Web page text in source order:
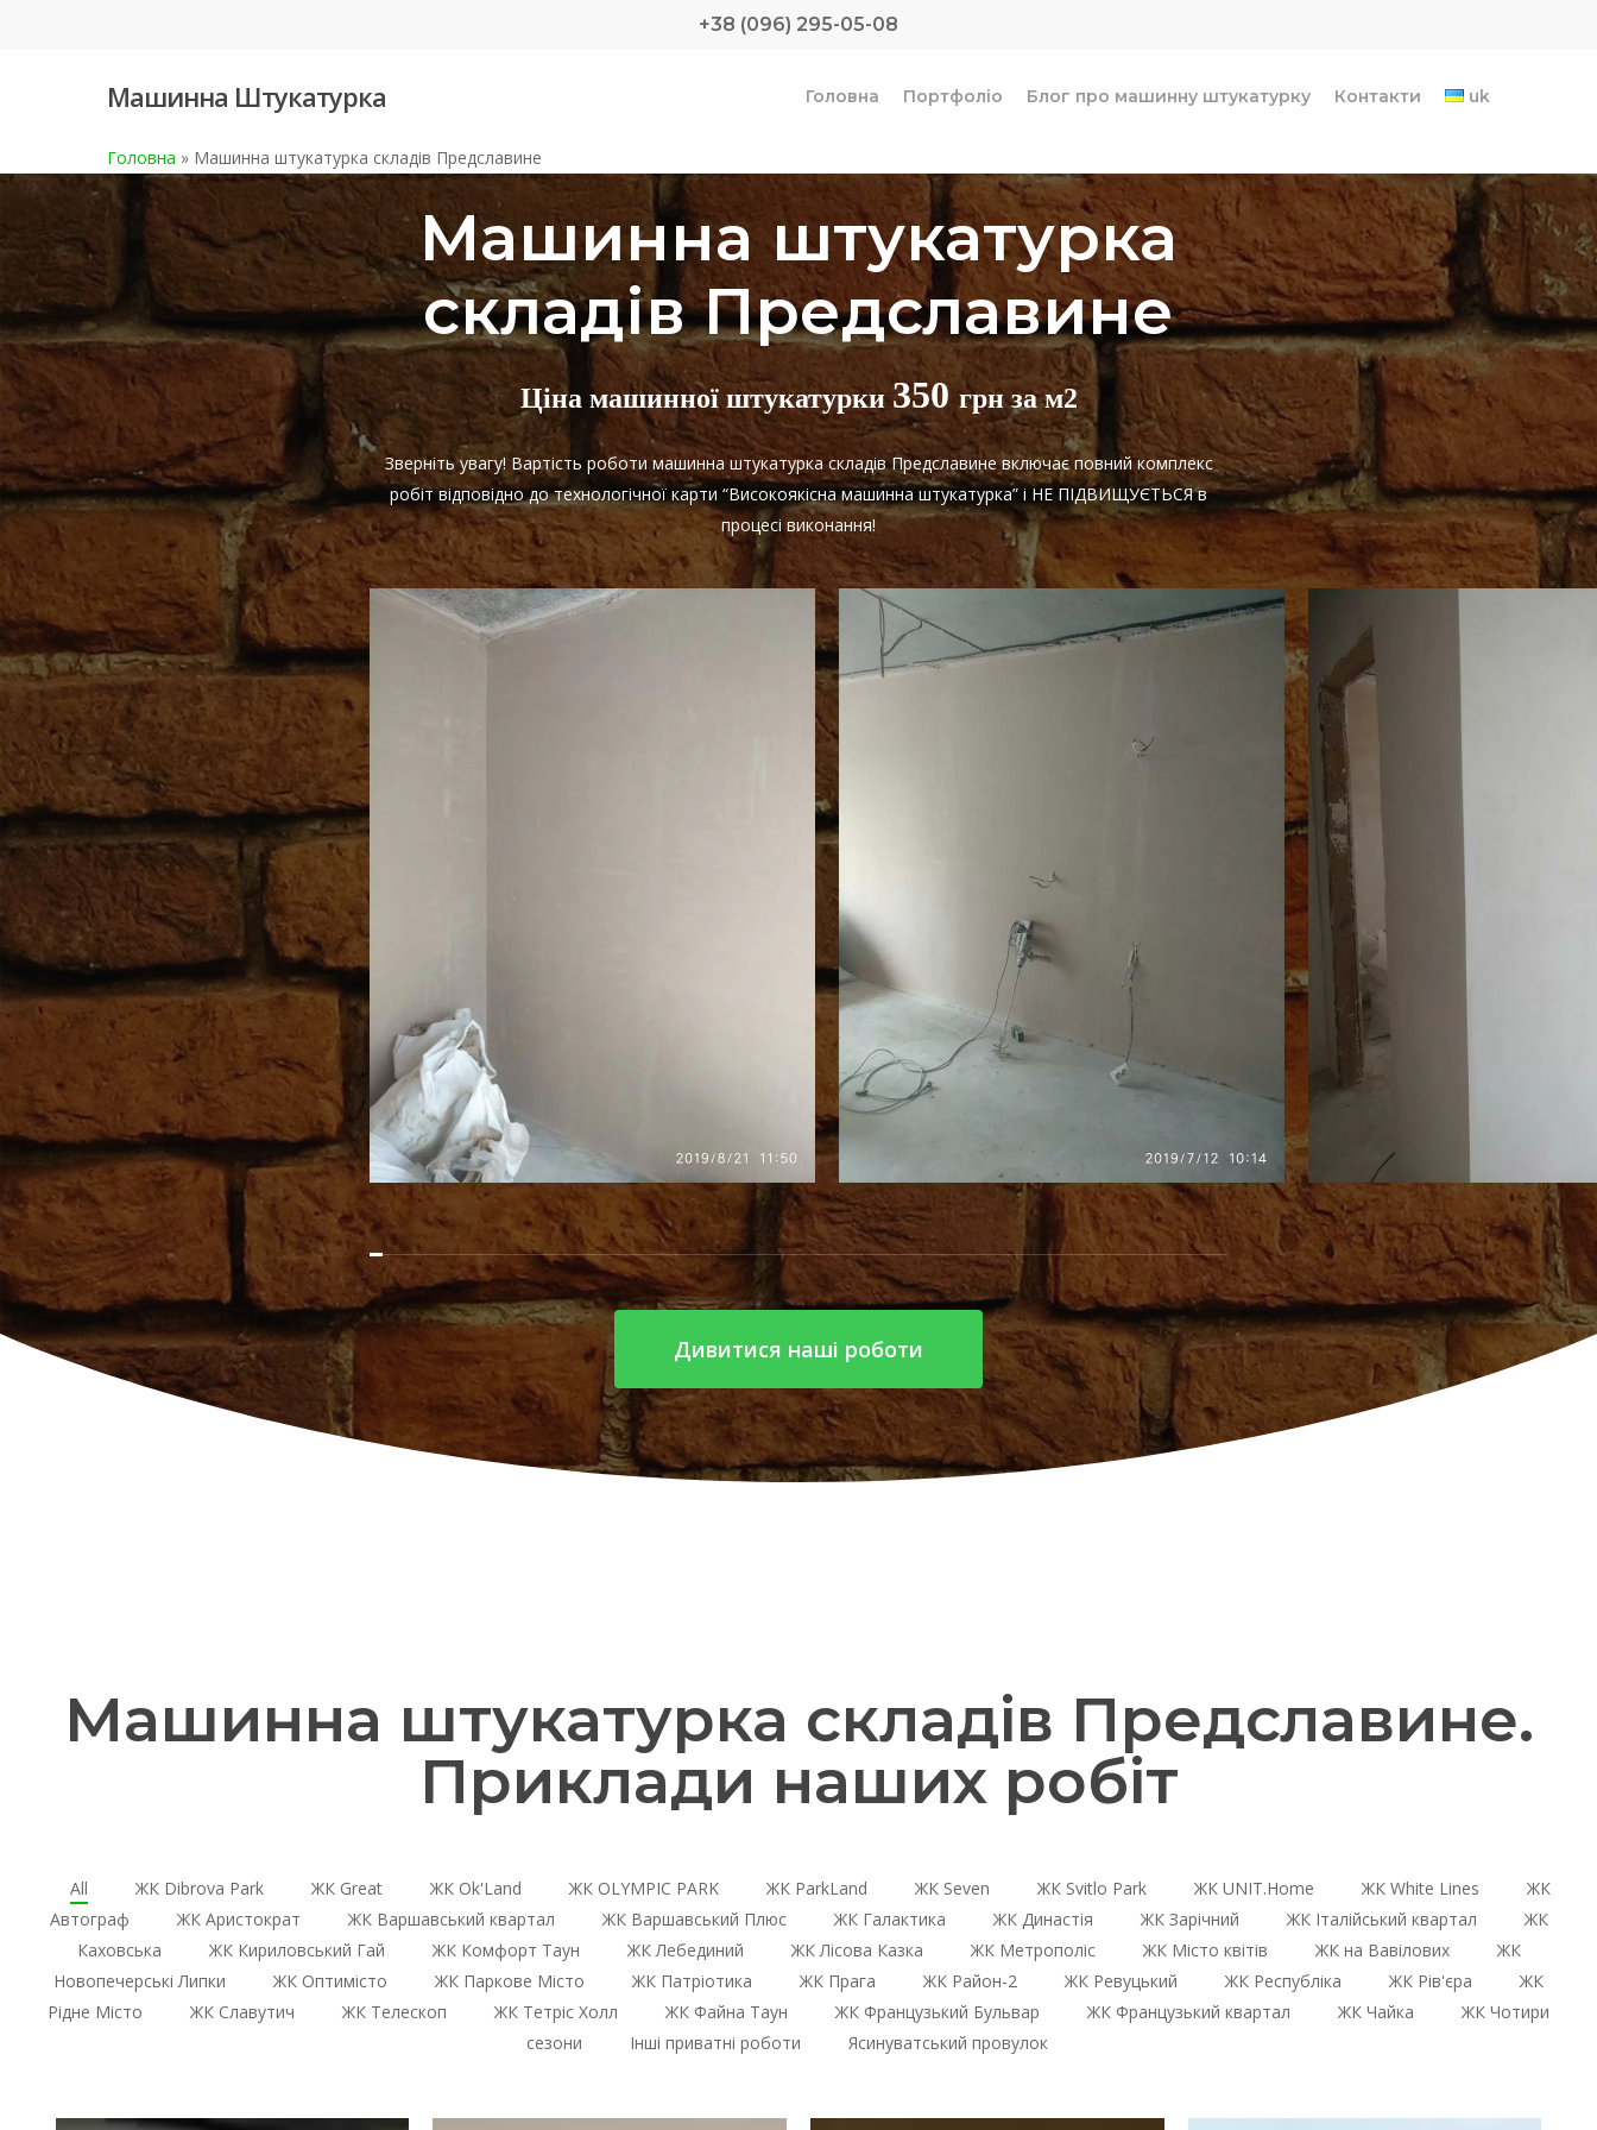
+38 (096) 295-05-08
Машинна Штукатурка Головна Портфоліо Блог про машинну штукатурку Контакти uk
Головна » Машинна штукатурка складів Предславине
Машинна штукатурка
складів Предславине
Ціна машинної штукатурки350грн за м2
Зверніть увагу! Вартість роботи машинна штукатурка складів Предславине включає повний комплекс
робіт відповідно до технологічної карти “Високоякісна машинна штукатурка” і НЕ ПІДВИЩУЄТЬСЯ в
процесі виконання!
Дивитися наші роботи
Машинна штукатурка складів Предславине.
Приклади наших робіт
All ЖК Dibrova Park ЖК Great ЖК Ok'Land ЖК OLYMPIC PARK ЖК ParkLand ЖК Seven ЖК Svitlo Park ЖК UNIT.Home ЖК White Lines
ЖК
Автограф
ЖК Аристократ ЖК Варшавський квартал ЖК Варшавський Плюс ЖК Галактика ЖК Династія ЖК Зарічний ЖК Італійський квартал
ЖК
Каховська
ЖК Кириловський Гай ЖК Комфорт Таун ЖК Лебединий ЖК Лісова Казка ЖК Метрополіс ЖК Місто квітів ЖК на Вавілових
ЖК
Новопечерські Липки
ЖК Оптимісто ЖК Паркове Місто ЖК Патріотика ЖК Прага ЖК Район-2 ЖК Ревуцький ЖК Республіка ЖК Рів'єра
ЖК
Рідне Місто
ЖК Славутич ЖК Телескоп ЖК Тетріс Холл ЖК Файна Таун ЖК Французький Бульвар ЖК Французький квартал ЖК Чайка
ЖК Чотири
сезони
Інші приватні роботи Ясинуватський провулок